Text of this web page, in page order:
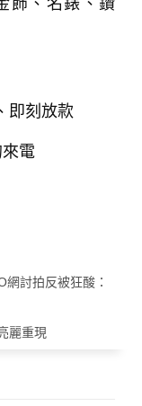
即刻放款
電
討拍反被狂酸：
麗重現